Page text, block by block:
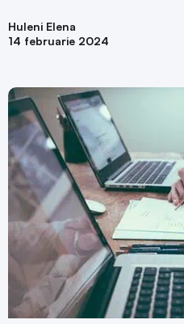
Huleni Elena
14 februarie 2024